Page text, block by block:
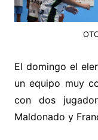
El domingo el
un equipo muy
con dos
Maldonado y